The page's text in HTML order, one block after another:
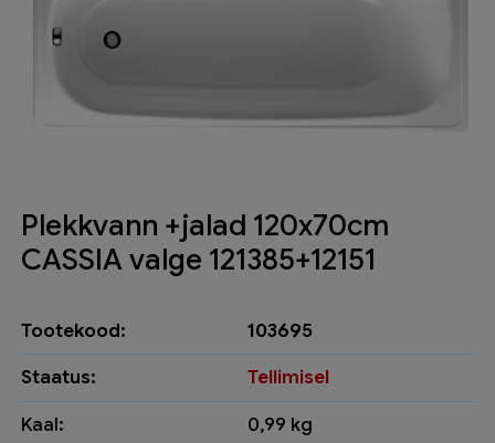
Plekkvann +jalad 120x70cm
CASSIA valge 121385+12151
Tootekood: 103695
Staatus: Tellimisel
Kaal: 0,99 kg